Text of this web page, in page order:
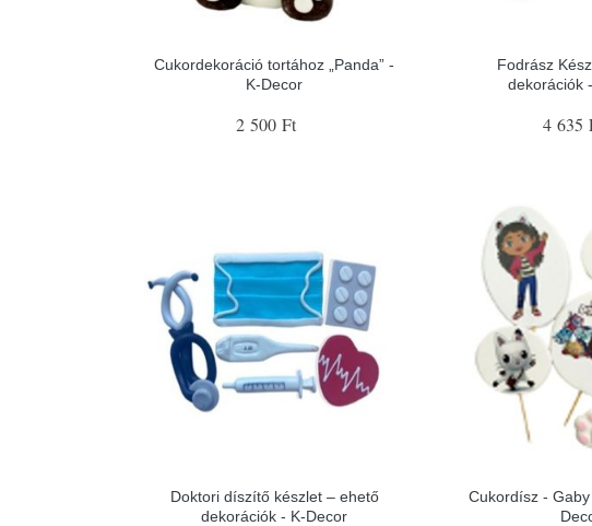
Cukordekoráció tortához „Panda” -
K-Decor
2 500 Ft
Fodrász
dekorációk
4 635
Doktori díszítő készlet – ehető
dekorációk - K-Decor
Cukordísz -